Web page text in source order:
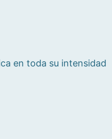
en toda su intensidad